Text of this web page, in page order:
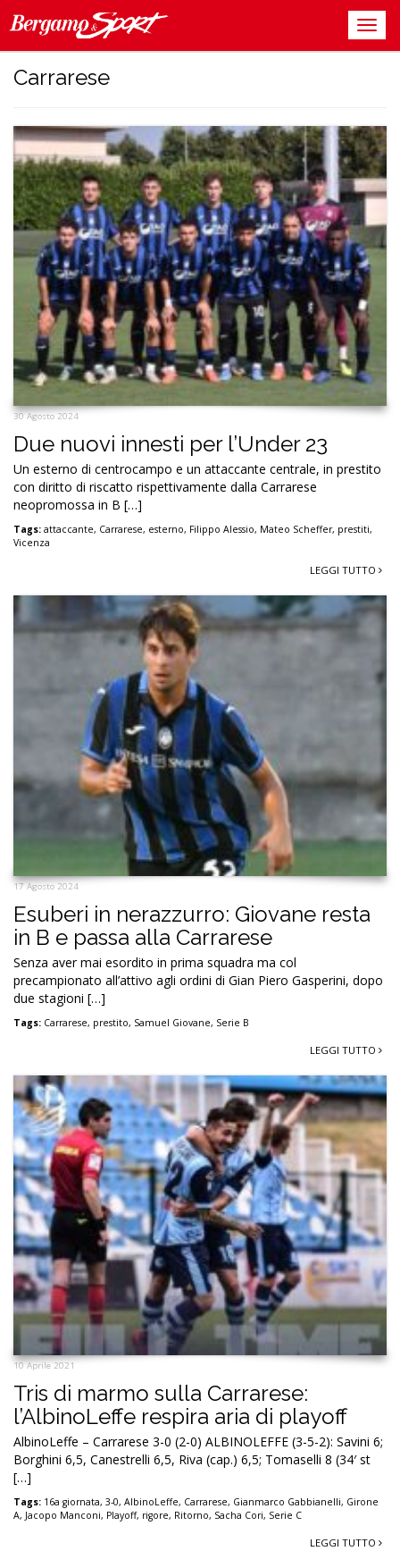
Carrarese
30 Agosto 2024
Due nuovi innesti per l’Under 23
Un esterno di centrocampo e un attaccante centrale, in prestito
con diritto di riscatto rispettivamente dalla Carrarese
neopromossa in B […]
Tags: attaccante, Carrarese, esterno, Filippo Alessio, Mateo Scheffer, prestiti,
Vicenza
LEGGI TUTTO
17 Agosto 2024
Esuberi in nerazzurro: Giovane resta
in B e passa alla Carrarese
Senza aver mai esordito in prima squadra ma col
precampionato all’attivo agli ordini di Gian Piero Gasperini, dopo
due stagioni […]
Tags: Carrarese, prestito, Samuel Giovane, Serie B
LEGGI TUTTO
10 Aprile 2021
Tris di marmo sulla Carrarese:
l’AlbinoLeffe respira aria di playoff
AlbinoLeffe – Carrarese 3-0 (2-0) ALBINOLEFFE (3-5-2): Savini 6;
Borghini 6,5, Canestrelli 6,5, Riva (cap.) 6,5; Tomaselli 8 (34′ st
[…]
Tags: 16a giornata, 3-0, AlbinoLeffe, Carrarese, Gianmarco Gabbianelli, Girone
A, Jacopo Manconi, Playoff, rigore, Ritorno, Sacha Cori, Serie C
LEGGI TUTTO